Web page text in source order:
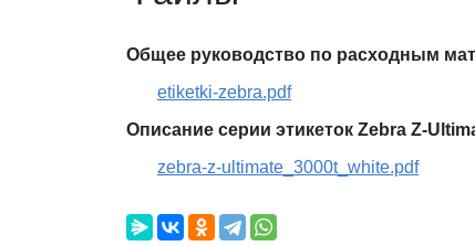
Общее руководство по расходным
etiketki-zebra.pdf
Описание серии этикеток Zebra Z-
zebra-z-ultimate_3000t_white.pdf